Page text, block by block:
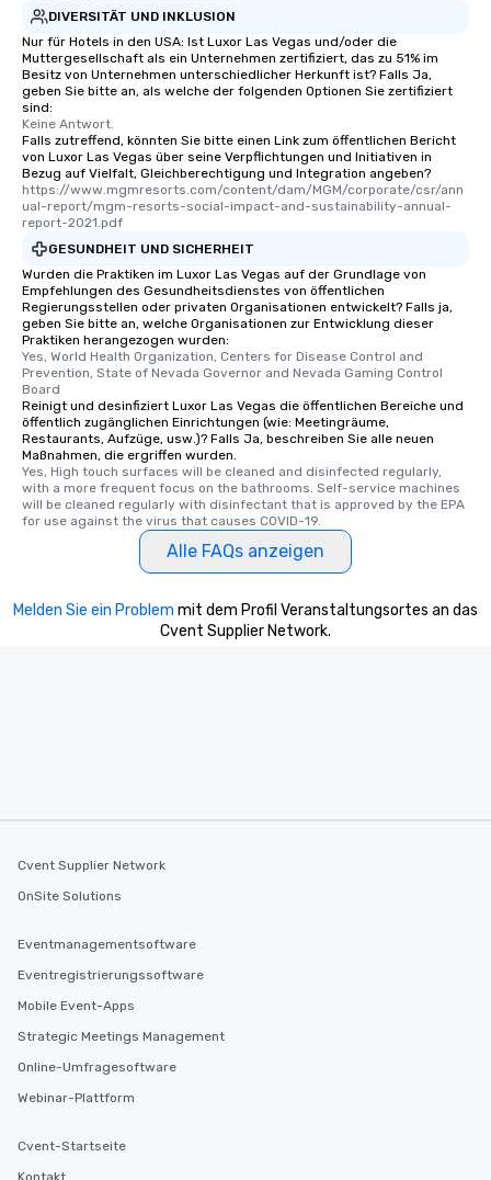
DIVERSITÄT UND INKLUSION
Nur für Hotels in den USA: Ist Luxor Las Vegas und/oder die
Muttergesellschaft als ein Unternehmen zertifiziert, das zu 51% im
Besitz von Unternehmen unterschiedlicher Herkunft ist? Falls Ja,
geben Sie bitte an, als welche der folgenden Optionen Sie zertifiziert
sind:
Keine Antwort.
Falls zutreffend, könnten Sie bitte einen Link zum öffentlichen Bericht
von Luxor Las Vegas über seine Verpflichtungen und Initiativen in
Bezug auf Vielfalt, Gleichberechtigung und Integration angeben?
https://www.mgmresorts.com/content/dam/MGM/corporate/csr/ann
ual-report/mgm-resorts-social-impact-and-sustainability-annual-
report-2021.pdf
GESUNDHEIT UND SICHERHEIT
Wurden die Praktiken im Luxor Las Vegas auf der Grundlage von
Empfehlungen des Gesundheitsdienstes von öffentlichen
Regierungsstellen oder privaten Organisationen entwickelt? Falls ja,
geben Sie bitte an, welche Organisationen zur Entwicklung dieser
Praktiken herangezogen wurden:
Yes, World Health Organization, Centers for Disease Control and
Prevention, State of Nevada Governor and Nevada Gaming Control
Board
Reinigt und desinfiziert Luxor Las Vegas die öffentlichen Bereiche und
öffentlich zugänglichen Einrichtungen (wie: Meetingräume,
Restaurants, Aufzüge, usw.)? Falls Ja, beschreiben Sie alle neuen
Maßnahmen, die ergriffen wurden.
Yes, High touch surfaces will be cleaned and disinfected regularly,
with a more frequent focus on the bathrooms. Self-service machines
will be cleaned regularly with disinfectant that is approved by the EPA
for use against the virus that causes COVID-19.
Alle FAQs anzeigen
Melden Sie ein Problem mit dem Profil Veranstaltungsortes an das
Cvent Supplier Network.
Cvent Supplier Network
OnSite Solutions
Eventmanagementsoftware
Eventregistrierungssoftware
Mobile Event-Apps
Strategic Meetings Management
Online-Umfragesoftware
Webinar-Plattform
Cvent-Startseite
Kontakt